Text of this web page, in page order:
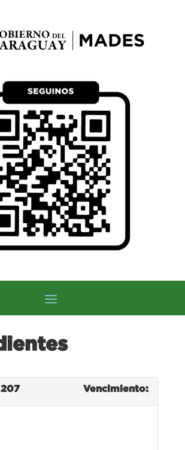
Vencimiento: